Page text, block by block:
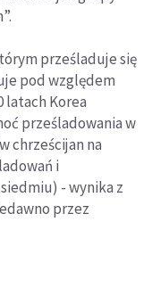
prześladuje się
pod względem
latach Korea
prześladowania w
chrześcijan na
i
- wynika z
przez